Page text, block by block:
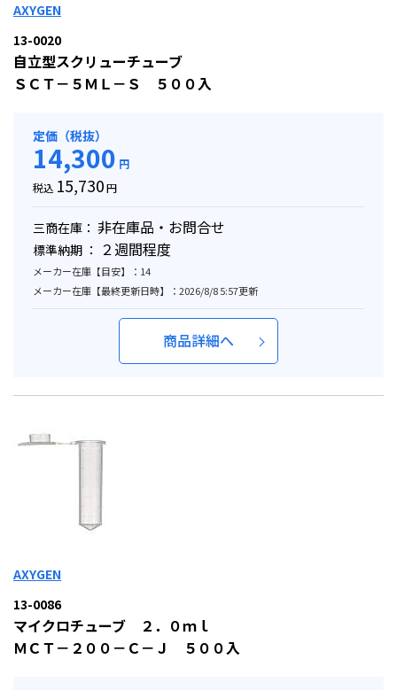
AXYGEN
13-0020
自立型スクリューチューブ
ＳＣＴ－５ＭＬ－Ｓ ５００入
定価（税抜）
14,300 円
税込 15,730円
三商在庫： 非在庫品・お問合せ
標準納期 ： ２週間程度
メーカー在庫【目安】：14
メーカー在庫【最終更新日時】：2026/8/8 5:57更新
商品詳細へ
AXYGEN
13-0086
マイクロチューブ ２．０ｍｌ
ＭＣＴ－２００－Ｃ－Ｊ ５００入